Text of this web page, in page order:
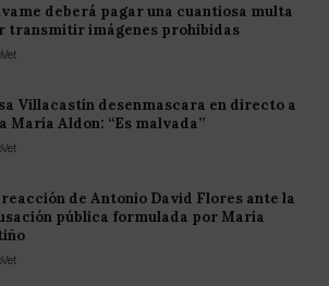
deberá pagar una cuantiosa multa
transmitir imágenes prohibidas
Villacastín desenmascara en directo a
María Aldon: “Es malvada”
de Antonio David Flores ante la
pública formulada por María